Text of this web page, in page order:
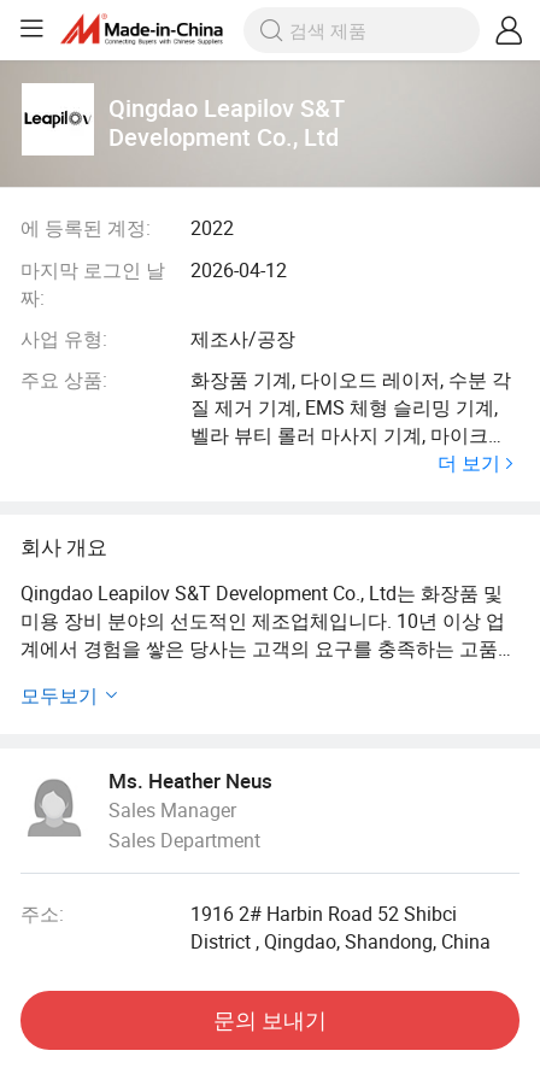
Qingdao Leapilov S&T
Development Co., Ltd
에 등록된 계정:
2022
마지막 로그인 날
짜:
2026-04-12
사업 유형:
제조사/공장
주요 상품:
화장품 기계, 다이오드 레이저, 수분 각
질 제거 기계, EMS 체형 슬리밍 기계,
벨라 뷰티 롤러 마사지 기계, 마이크로
니들 RF, CO2 프랙셔널 레이저, 피부 분
더 보기
회사 개요
Qingdao Leapilov S&T Development Co., Ltd는 화장품 및
미용 장비 분야의 선도적인 제조업체입니다. 10년 이상 업
계에서 경험을 쌓은 당사는 고객의 요구를 충족하는 고품질
국의 최대 생산 용량과 함께 최첨단 제조 시설을 통해 전 세
당사는 국제 품질 표준을 준수하고 제품의 성능과 신뢰성을
개선하기 위해 지속적으로 노력하고 있습니다. 기술력과 전
담 엔지니어 및 기술자 팀이 끊임없이 일하면서 장비가 최
의 탁월한 성능, 수명, 사용 편의성에 자부심을 가지고 있으
므로 고객이 투자 가치를 극대화할 수 있습니다.
당사의 광범위한 기계에는 IPL(Intensive Pulse Light) 머신,
CO2 분획 레이저 머신, 808nm 다이오드 레이저 머신, Q-
모두보기
Ms. Heather Neus
Sales Manager
Sales Department
주소:
1916 2# Harbin Road 52 Shibci
District , Qingdao, Shandong, China
문의 보내기